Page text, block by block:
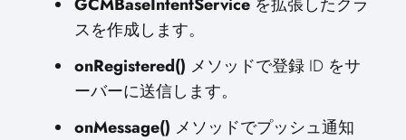
スを作成します。
onRegistered() メソッドで登録 ID をサ
ーバーに送信します。
onMessage() メソッドでプッシュ通知